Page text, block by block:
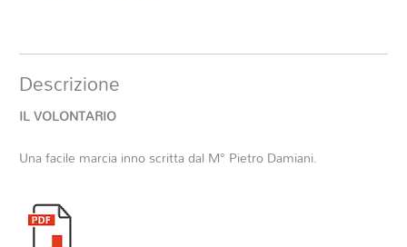
Descrizione
IL VOLONTARIO
Una facile marcia inno scritta dal M° Pietro Damiani.